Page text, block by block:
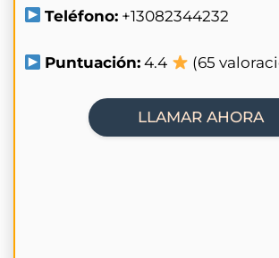
Teléfono: +13082344232
Puntuación: 4.4 (65
LLAMAR AHORA